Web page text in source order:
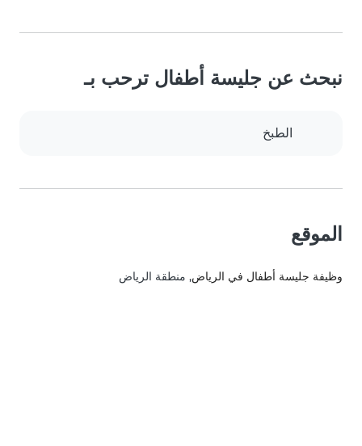
نبحث عن جليسة أطفال ترحب بـ
الطبخ
الموقع
وظيفة جليسة أطفال في الرياض, منطقة الرياض‎